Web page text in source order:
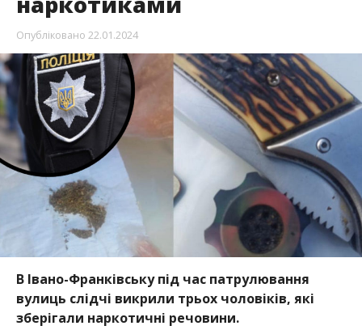
Опубліковано 22.01.2024
В Івано-Франківську під час патрулювання
вулиць слідчі викрили трьох чоловіків, які
зберігали наркотичні речовини.